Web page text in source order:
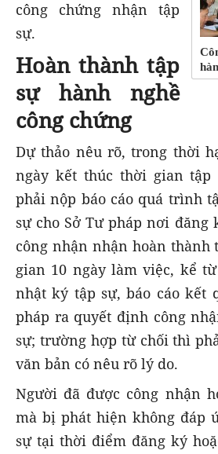
công chứng nhận tập
sự.
Hoàn thành tập
sự hành nghề
công chứng
Dự thảo nêu rõ, trong thời
ngày kết thúc thời gian
phải nộp báo cáo quá trình
sự cho Sở Tư pháp nơi đăng
công nhận nhận hoàn thành
gian 10 ngày làm việc, kể
nhật ký tập sự, báo cáo kết
pháp ra quyết định công
sự; trường hợp từ chối thì
văn bản có nêu rõ lý do.
Người đã được công nhận
mà bị phát hiện không đáp
sự tại thời điểm đăng ký